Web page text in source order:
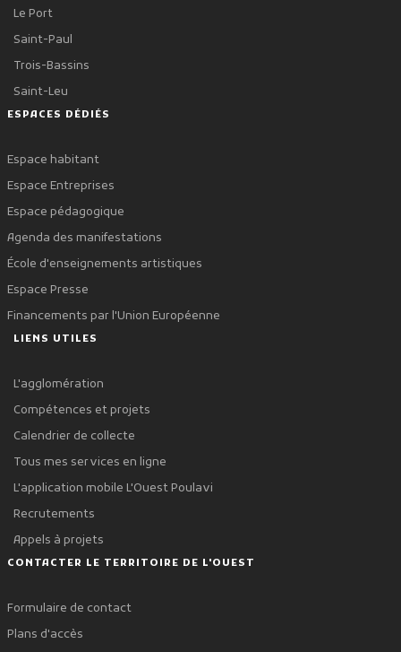
Le Port
Saint-Paul
Trois-Bassins
Saint-Leu
ESPACES DÉDIÉS
Espace habitant
Espace Entreprises
Espace pédagogique
Agenda des manifestations
École d'enseignements artistiques
Espace Presse
Financements par l'Union Européenne
LIENS UTILES
L'agglomération
Compétences et projets
Calendrier de collecte
Tous mes services en ligne
L'application mobile L'Ouest Poulavi
Recrutements
Appels à projets
CONTACTER LE TERRITOIRE DE L'OUEST
Formulaire de contact
Plans d'accès